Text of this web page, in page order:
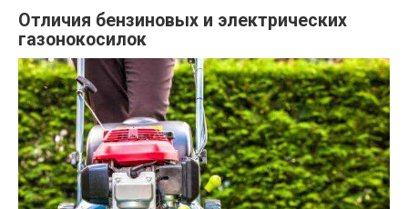
Отличия бензиновых и электрических
газонокосилок